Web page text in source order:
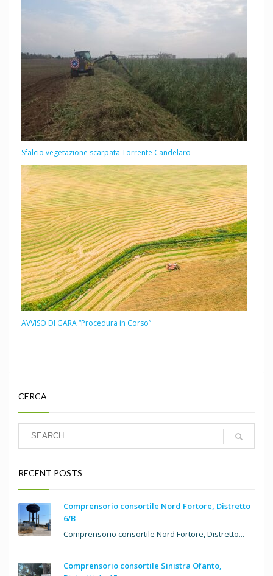
Sfalcio vegetazione scarpata Torrente Candelaro
AVVISO DI GARA “Procedura in Corso”
CERCA
RECENT POSTS
Comprensorio consortile Nord Fortore, Distretto
6/B
Comprensorio consortile Nord Fortore, Distretto...
Comprensorio consortile Sinistra Ofanto,